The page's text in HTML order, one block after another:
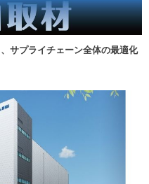
サプライチェーン全体の最適化